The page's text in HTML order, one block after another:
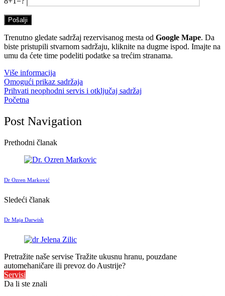
Trenutno gledate sadržaj rezervisanog mesta od Google Mape. Da
biste pristupili stvarnom sadržaju, kliknite na dugme ispod. Imajte na
umu da ćete time podeliti podatke sa trećim stranama.
Više informacija
Omogući prikaz sadržaja
Prihvati neophodni servis i otključaj sadržaj
Početna
Post Navigation
Prethodni članak
Dr Ozren Marković
Sledeći članak
Dr Maja Darwish
Pretražite naše servise Tražite ukusnu hranu, pouzdane
automehaničare ili prevoz do Austrije?
Servisi
Da li ste znali